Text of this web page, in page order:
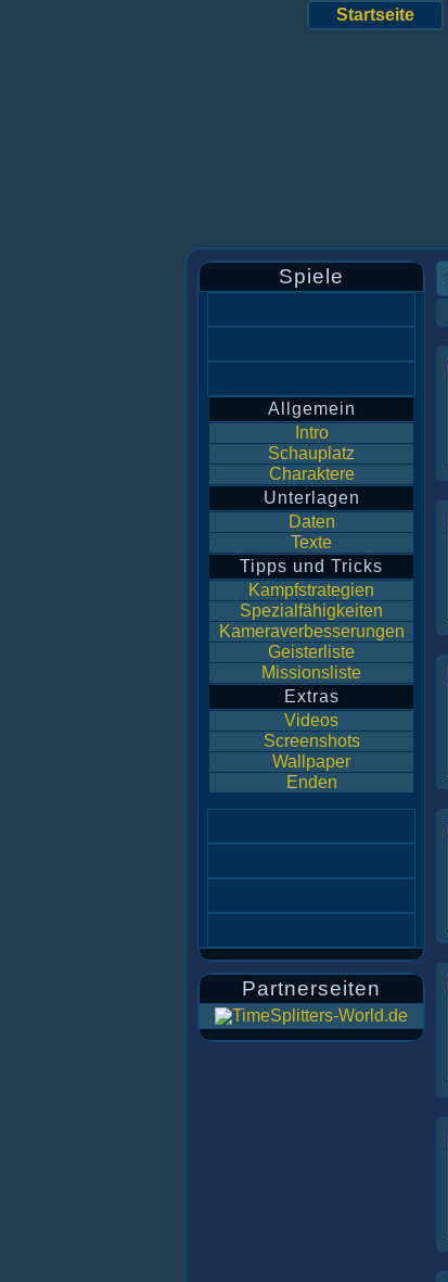
Startseite
Spiele
Allgemein
Intro
Schauplatz
Charaktere
Unterlagen
Daten
Texte
Tipps und Tricks
Kampfstrategien
Spezialfähigkeiten
Kameraverbesserungen
Geisterliste
Missionsliste
Extras
Videos
Screenshots
Wallpaper
Enden
Partnerseiten